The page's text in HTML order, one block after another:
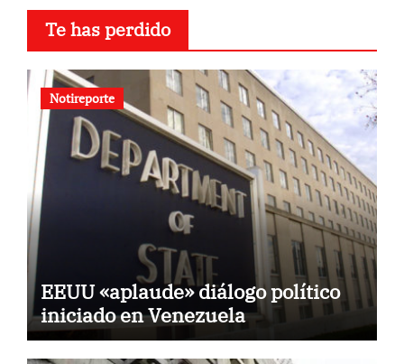
Te has perdido
Notireporte
EEUU «aplaude» diálogo político
iniciado en Venezuela